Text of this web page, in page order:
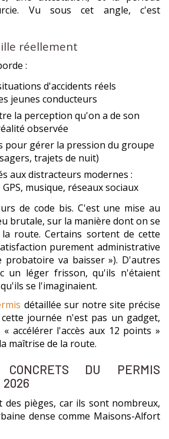
Vu sous cet angle, c'est
réellement
:
d'accidents réels
jeunes conducteurs
la perception qu'on a de son
observée
pour gérer la pression du groupe
trajets de nuit)
aux distracteurs modernes :
musique, réseaux sociaux
de code bis. C'est une mise au
brutale, sur la manière dont on se
route. Certains sortent de cette
purement administrative
probatoire va baisser »). D'autres
un léger frisson, qu'ils n'étaient
se l'imaginaient.
détaillée sur notre site précise
journée n'est pas un gadget,
accélérer l'accès aux 12 points »
maîtrise de la route.
DU PERMIS
2026
des pièges, car ils sont nombreux,
dense comme Maisons-Alfort